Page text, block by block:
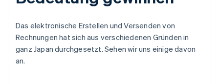
Das elektronische Erstellen und Versenden von
Rechnungen hat sich aus verschiedenen Gründen in
ganz Japan durchgesetzt. Sehen wir uns einige davon
an.